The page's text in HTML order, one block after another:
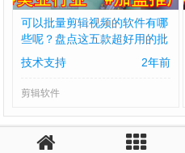
可以批量剪辑视频的软件有哪
些呢？盘点这五款超好用的批
量剪辑
技术支持 2年前
剪辑软件
© 2021-2023 批量剪辑 ICP备：鄂ICP备
网站地图